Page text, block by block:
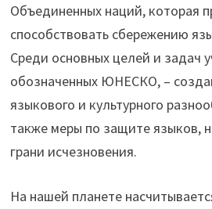
Объединенных наций, которая
способствовать сбережению
Среди основных целей и задач
обозначенных ЮНЕСКО, –
языкового и культурного
также меры по защите языков,
грани исчезновения.
На нашей планете